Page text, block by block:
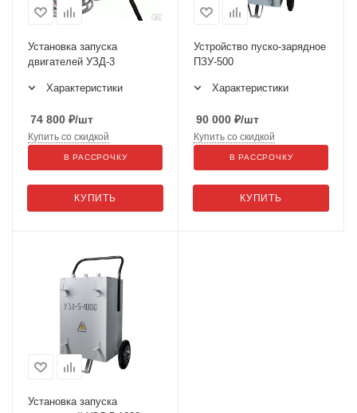
Установка запуска
двигателей УЗД-3
Характеристики
74 800 ₽/шт
КУПИТЬ
Купить со скидкой
В РАССРОЧКУ
Устройство пуско-зарядное
ПЗУ-500
Характеристики
90 000 ₽/шт
КУПИТЬ
Купить со скидкой
В РАССРОЧКУ
Установка запуска